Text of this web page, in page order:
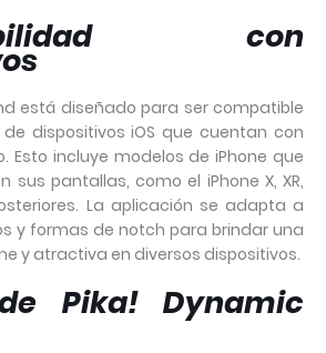
con
está diseñado para ser compatible
dispositivos iOS que cuentan con
Esto incluye modelos de iPhone que
sus pantallas, como el iPhone X, XR,
La aplicación se adapta a
y formas de notch para brindar una
y atractiva en diversos dispositivos.
Pika! Dynamic